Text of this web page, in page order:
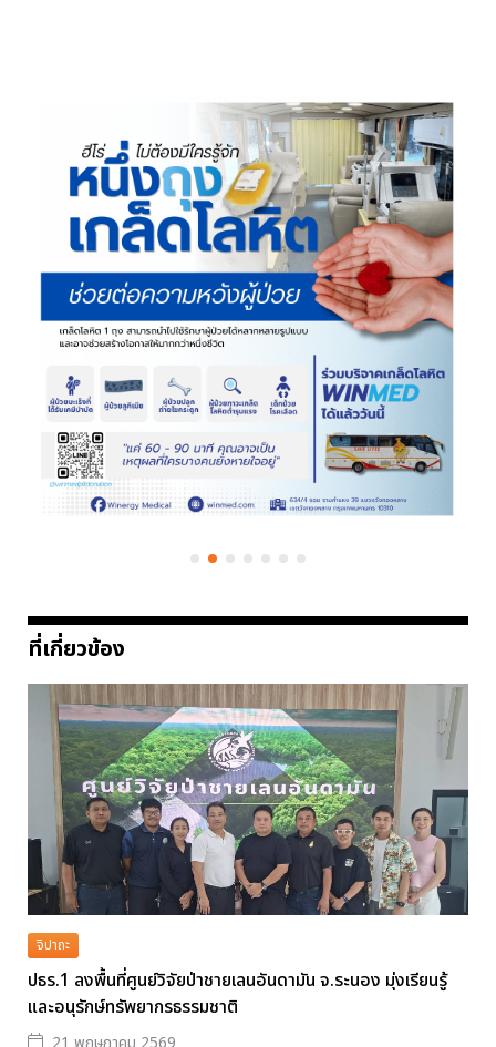
ที่เกี่ยวข้อง
จิปาถะ
ปธร.1 ลงพื้นที่ศูนย์วิจัยป่าชายเลนอันดามัน จ.ระนอง มุ่งเรียนรู้
และอนุรักษ์ทรัพยากรธรรมชาติ